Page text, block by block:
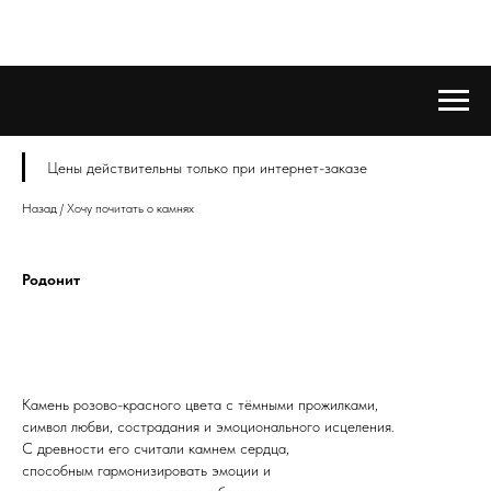
Цены действительны только при интернет-заказе
Назад / Хочу почитать о камнях
Родонит
Камень розово-красного цвета с тёмными прожилками,
символ любви, сострадания и эмоционального исцеления.
С древности его считали камнем сердца,
способным гармонизировать эмоции и